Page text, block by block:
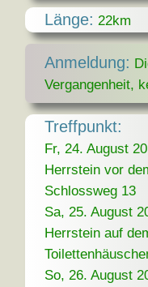
Länge: 22km
Anmeldung:
Vergangenheit,
Treffpunkt:
Fr, 24. August
Herrstein vor
Schlossweg 13
Sa, 25. August
Herrstein auf
So, 26. August